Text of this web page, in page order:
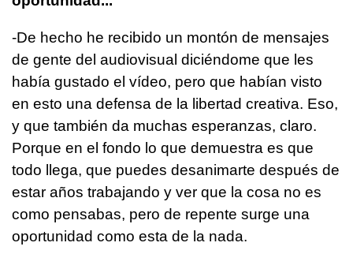
-De hecho he recibido un montón de mensajes
de gente del audiovisual diciéndome que les
había gustado el vídeo, pero que habían visto
en esto una defensa de la libertad creativa. Eso,
y que también da muchas esperanzas, claro.
Porque en el fondo lo que demuestra es que
todo llega, que puedes desanimarte después de
estar años trabajando y ver que la cosa no es
como pensabas, pero de repente surge una
oportunidad como esta de la nada.